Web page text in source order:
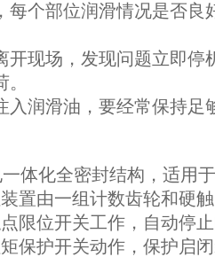
每个部位润滑情况是否
现场，发现问题立即停
入润滑油，要经常保持
体化全密封结构，适用
置由一组计数齿轮和硬
限位开关工作，自动停
保护开关动作，保护启